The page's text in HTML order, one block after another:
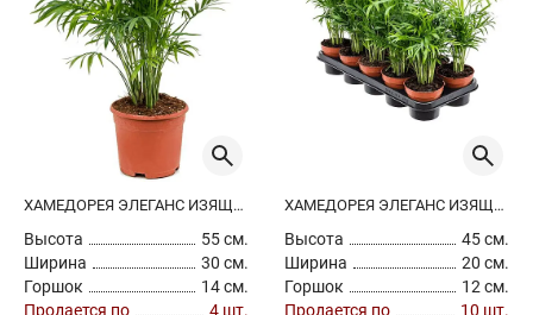
ХАМЕДОРЕЯ ЭЛЕГАНС ИЗЯЩНАЯ
Высота
55 см.
Ширина
30 см.
Горшок
14 см.
Продается по
4 шт.
ХАМЕДОРЕЯ ЭЛЕГАНС ИЗЯЩНАЯ
Высота
45 см.
Ширина
20 см.
Горшок
12 см.
Продается по
10 шт.